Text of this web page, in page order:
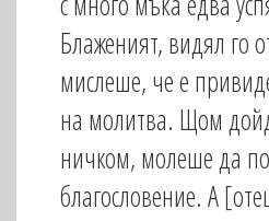
Блаженият, видял го
мислеше, че е
на молитва. Щом
ничком, молеше да
благословение. А